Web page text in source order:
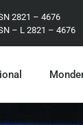
2821 – 4676
– L 2821 – 4676